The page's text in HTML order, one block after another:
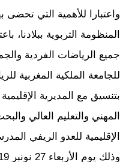
واعتبارا للأهمية التي تحضى
المنظومة التربوية ببلادنا،
جميع الرياضات الفردية
للجامعة الملكية المغربية
بتنسيق مع المديرية
المهني والتعليم العالي